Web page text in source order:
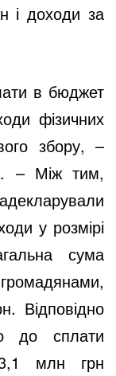
і доходи за
в бюджет
фізичних
збору, –
– Між тим,
у розмірі
сума
Відповідно
до сплати
млн грн